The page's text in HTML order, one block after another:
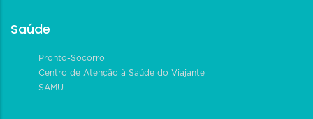
Saúde
Pronto-Socorro
Centro de Atenção à Saúde do Viajante
SAMU